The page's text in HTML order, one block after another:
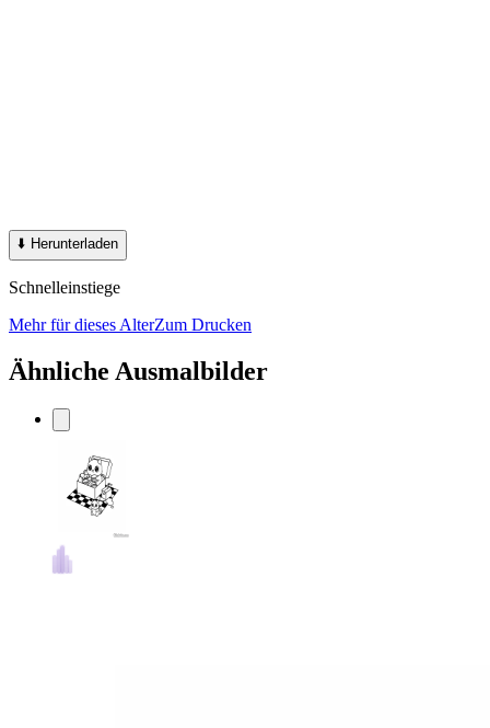
⬇️ Herunterladen
Schnelleinstiege
Mehr für dieses AlterZum Drucken
Ähnliche Ausmalbilder